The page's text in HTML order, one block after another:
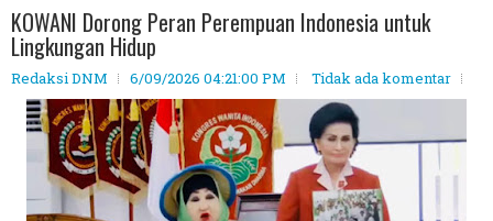
KOWANI Dorong Peran Perempuan Indonesia untuk
Lingkungan Hidup
Redaksi DNM 6/09/2026 04:21:00 PM Tidak ada komentar